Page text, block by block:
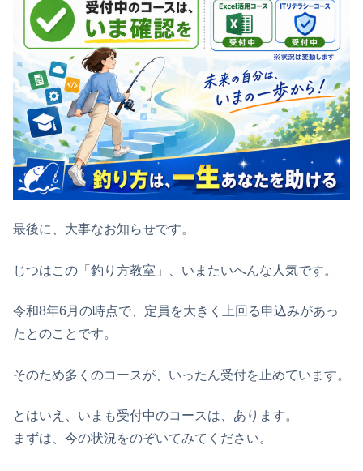
最後に、大事なお知らせです。
じつはこの「釣り方教室」、いまたいへんな人気です。
令和8年6月の時点で、定員を大きく上回る申込みがあっ
たとのことです。
そのため多くのコースが、いったん受付を止めています。
とはいえ、いまも受付中のコースは、あります。
まずは、今の状況をのぞいてみてください。